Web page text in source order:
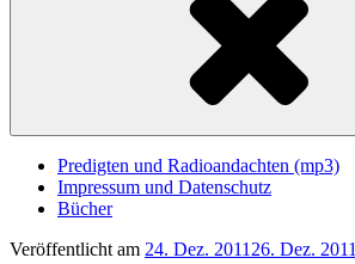
Predigten und Radioandachten (mp3)
Impressum und Datenschutz
Bücher
Veröffentlicht am 24. Dez. 2011 26. Dez. 2011